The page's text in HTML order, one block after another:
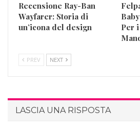
Recensione Ray-Ban
Wayfarer: Storia di
un’icona del design
Per
PREV NEXT
LASCIA UNA RISPOSTA